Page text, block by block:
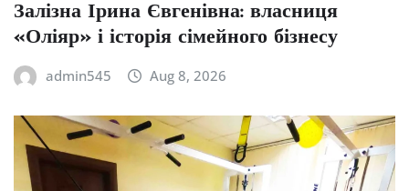
Залізна Ірина Євгенівна: власниця
«Оліяр» і історія сімейного бізнесу
admin545 Aug 8, 2026